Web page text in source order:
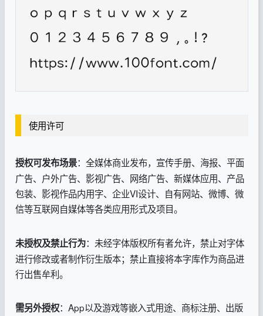
使用许可
授权可发布场景：全媒体商业发布，宣传手册、海报、平面
广告、户外广告、影视广告、网络广告、新媒体应用、产品
包装、影视作品内用字、企业VI设计、自有网站、微博、微
信等互联网自媒体等各类应用形式及项目。
未授权及禁止行为：未经字体版权所有者允许，禁止对字体
进行修改或者制作衍生版本；禁止直接将本字库作为商品进
行出售牟利。
需另外授权：App以及游戏等嵌入式用途、商标注册、出版